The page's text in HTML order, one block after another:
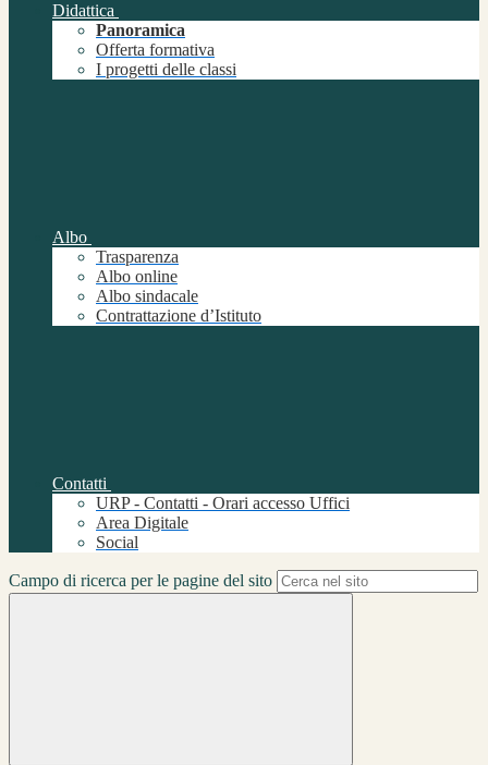
Didattica
Panoramica
Offerta formativa
I progetti delle classi
Albo
Trasparenza
Albo online
Albo sindacale
Contrattazione d’Istituto
Contatti
URP - Contatti - Orari accesso Uffici
Area Digitale
Social
Campo di ricerca per le pagine del sito